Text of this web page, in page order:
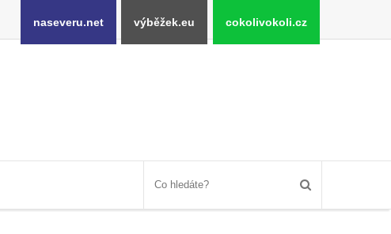
naseveru.net výběžek.eu cokolivokoli.cz